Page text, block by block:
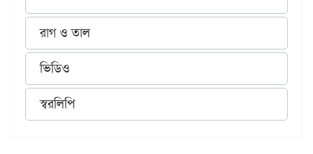
রাগ ও তাল
ভিডিও
স্বরলিপি